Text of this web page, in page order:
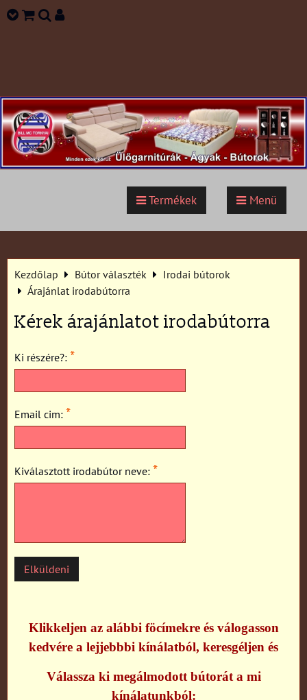
Termékek Menü
Kezdőlap Bútor választék
Irodai bútorok
Árajánlat irodabútorra
Kérek árajánlatot irodabútorra
Ki részére?: *
Email cim: *
Kiválasztott irodabútor neve: *
Elküldeni
Klikkeljen az alábbi föcímekre és válogasson
kedvére a lejjebbbi kínálatból, keresgéljen és
Válassza ki megálmodott bútorát a mi
kínálatunkból: